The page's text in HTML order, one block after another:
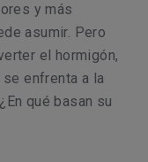
y más
asumir. Pero
el hormigón,
enfrenta a la
qué basan su